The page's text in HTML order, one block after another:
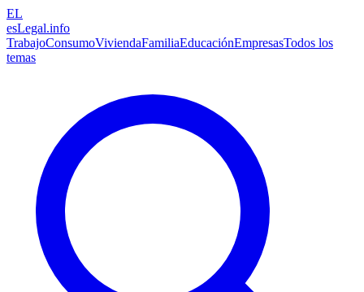
EL
esLegal.info
TrabajoConsumoViviendaFamiliaEducaciónEmpresasTodos los
temas